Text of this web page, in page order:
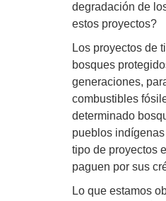
degradación de
estos proyectos?
Los proyectos de
bosques
generaciones,
combustibles
determinado
pueblos
tipo de proyectos
paguen por sus
Lo que estamos